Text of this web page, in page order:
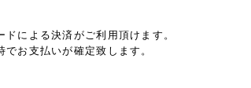
による決済がご利用頂けます。
お支払いが確定致します。